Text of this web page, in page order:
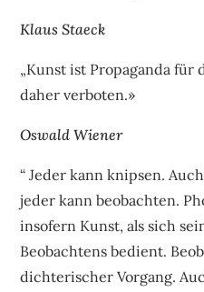
Klaus Staeck
„Kunst ist Propaganda
daher verboten.»
Oswald Wiener
“ Jeder kann knipsen.
jeder kann beobachten.
insofern Kunst, als sich
Beobachtens bedient.
dichterischer Vorgang.